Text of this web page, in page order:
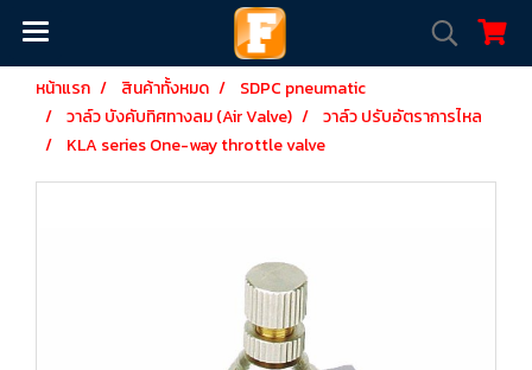
หน้าแรก สินค้าทั้งหมด
SDPC pneumatic
วาล์ว บังคับทิศทางลม (Air Valve)
วาล์ว ปรับอัตราการไหล
KLA series One-way throttle valve